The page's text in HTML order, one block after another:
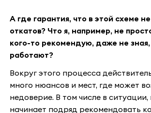
А где гарантия, что в этой схеме
откатов? Что я, например, не
кого-то рекомендую, даже не зная,
работают?
Вокруг этого процесса
много нюансов и мест, где может
недоверие. В том числе в ситуации,
начинает подряд рекомендовать